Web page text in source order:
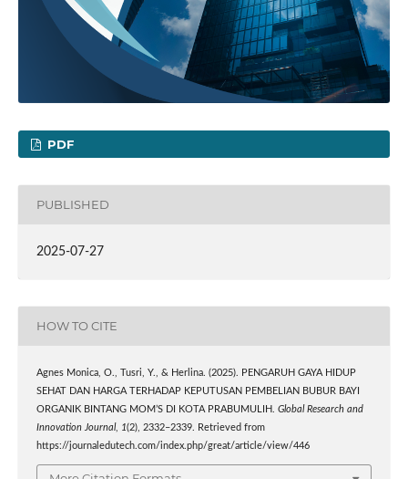
PDF
PUBLISHED
2025-07-27
HOW TO CITE
Agnes Monica, O., Tusri, Y., & Herlina. (2025). PENGARUH GAYA HIDUP
SEHAT DAN HARGA TERHADAP KEPUTUSAN PEMBELIAN BUBUR BAYI
ORGANIK BINTANG MOM’S DI KOTA PRABUMULIH. Global Research and
Innovation Journal, 1(2), 2332–2339. Retrieved from
https://journaledutech.com/index.php/great/article/view/446